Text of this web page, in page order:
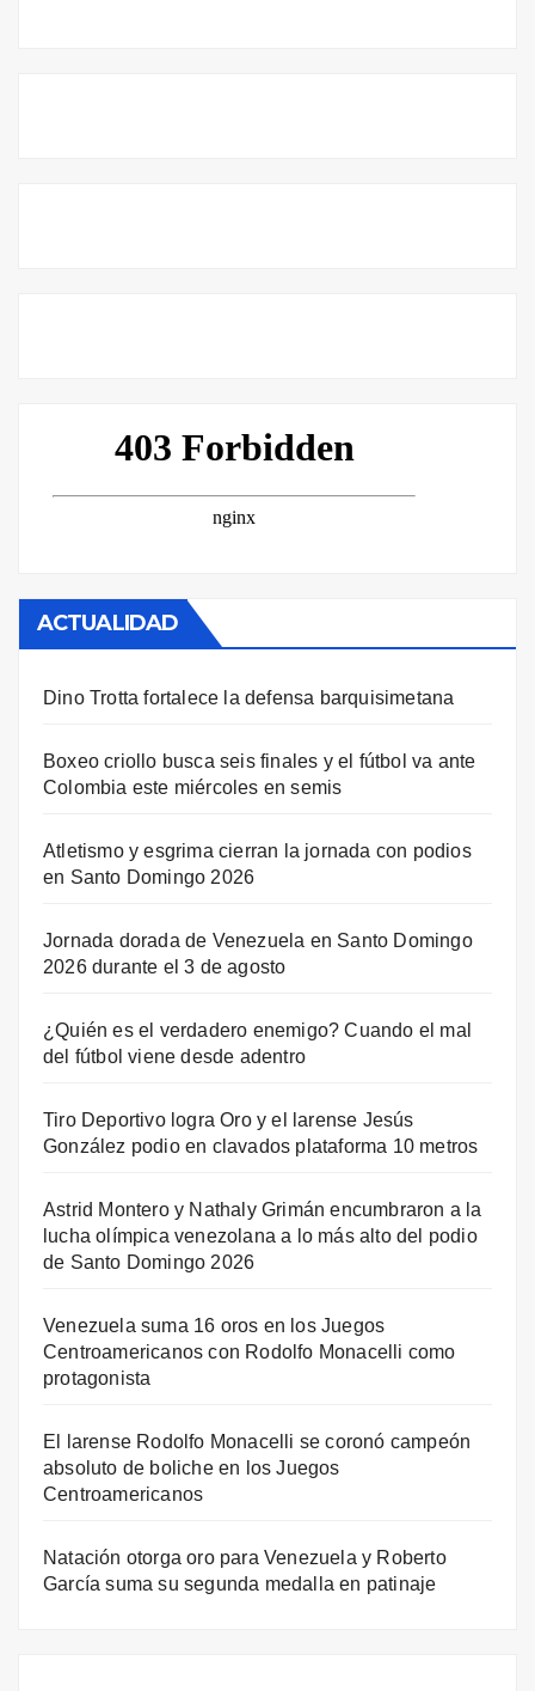
ACTUALIDAD
Dino Trotta fortalece la defensa barquisimetana
Boxeo criollo busca seis finales y el fútbol va ante
Colombia este miércoles en semis
Atletismo y esgrima cierran la jornada con podios
en Santo Domingo 2026
Jornada dorada de Venezuela en Santo Domingo
2026 durante el 3 de agosto
¿Quién es el verdadero enemigo? Cuando el mal
del fútbol viene desde adentro
Tiro Deportivo logra Oro y el larense Jesús
González podio en clavados plataforma 10 metros
Astrid Montero y Nathaly Grimán encumbraron a la
lucha olímpica venezolana a lo más alto del podio
de Santo Domingo 2026
Venezuela suma 16 oros en los Juegos
Centroamericanos con Rodolfo Monacelli como
protagonista
El larense Rodolfo Monacelli se coronó campeón
absoluto de boliche en los Juegos
Centroamericanos
Natación otorga oro para Venezuela y Roberto
García suma su segunda medalla en patinaje